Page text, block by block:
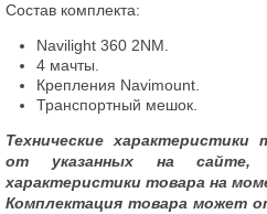
Состав комплекта:
Navilight 360 2NM.
4 мачты.
Крепления Navimount.
Транспортный мешок.
Технические
от указанных на сайте,
характеристики товара на
Комплектация товара может